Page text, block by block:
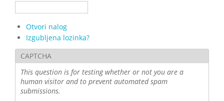
Otvori nalog
Izgubljena lozinka?
CAPTCHA
This question is for testing whether or not you are a
human visitor and to prevent automated spam
submissions.